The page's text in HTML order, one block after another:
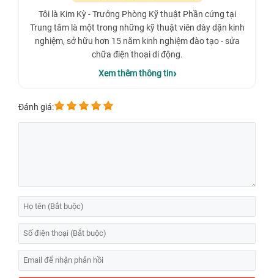
Tôi là Kim Kỳ - Trưởng Phòng Kỹ thuật Phần cứng tại
Trung tâm là một trong những kỹ thuật viên dày dặn kinh
nghiệm, sở hữu hơn 15 năm kinh nghiệm đào tạo - sửa
chữa điện thoại di động.
Xem thêm thông tin
Đánh giá: